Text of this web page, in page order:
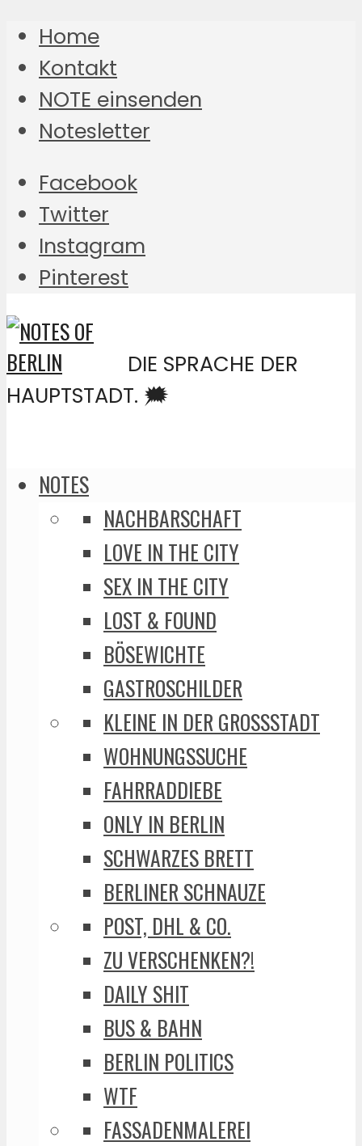
Home
Kontakt
NOTE einsenden
Notesletter
Facebook
Twitter
Instagram
Pinterest
DIE SPRACHE DER
HAUPTSTADT. 🗯️
NOTES
NACHBARSCHAFT
LOVE IN THE CITY
SEX IN THE CITY
LOST & FOUND
BÖSEWICHTE
GASTROSCHILDER
KLEINE IN DER GROSSSTADT
WOHNUNGSSUCHE
FAHRRADDIEBE
ONLY IN BERLIN
SCHWARZES BRETT
BERLINER SCHNAUZE
POST, DHL & CO.
ZU VERSCHENKEN?!
DAILY SHIT
BUS & BAHN
BERLIN POLITICS
WTF
FASSADENMALEREI